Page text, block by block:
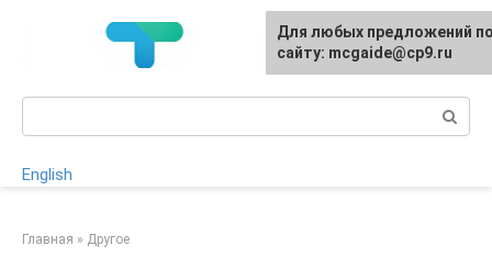
English
Главная » Другое
Для любых предложений
сайту: mcgaide@cp9.ru